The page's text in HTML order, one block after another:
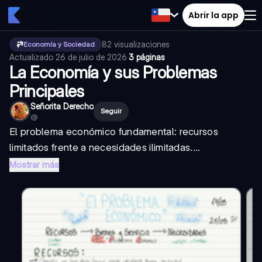
Abrir la app
Economía y Sociedad 82 visualizaciones·
Actualizado 26 de julio de 2026·3 páginas
La Economía y sus Problemas
Principales
Señorita Derecho
@
Seguir
El problema económico fundamental: recursos
limitados frente a necesidades ilimitadas....
Mostrar más